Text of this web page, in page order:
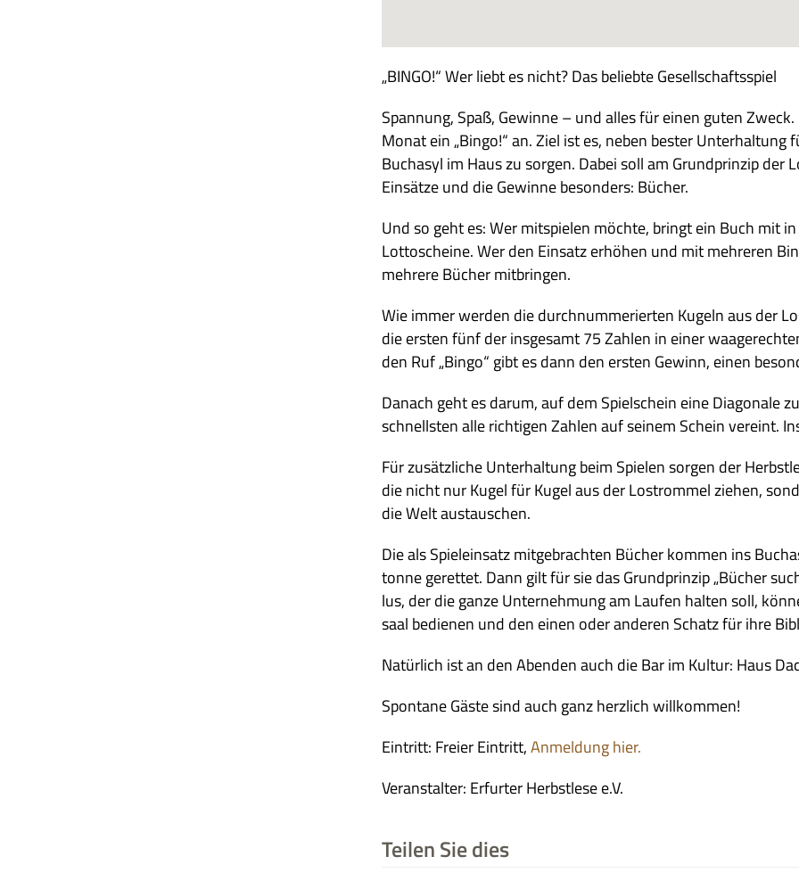
„BINGO!“ Wer liebt es nicht? Das beliebte Gesellschaftsspiel
Span­nung, Spaß, Gewinne – und alles für einen guten
Monat ein „Bingo!“ an. Ziel ist es, neben bester
Buch­asyl im Haus zu sor­gen. Dabei soll am Grund­prin­zip
Ein­sätze und die Gewinne beson­ders: Bücher.
Und so geht es: Wer mit­spie­len möchte, bringt ein Buch mit
Lot­to­scheine. Wer den Ein­satz erhö­hen und mit meh­re­ren
meh­rere Bücher mitbringen.
Wie immer wer­den die durch­num­me­rier­ten Kugeln aus der
die ersten fünf der ins­ge­samt 75 Zah­len in einer
den Ruf „Bingo“ gibt es dann den ersten Gewinn, einen
Danach geht es darum, auf dem Spiel­schein eine Dia­go­nale
schnell­sten alle rich­ti­gen Zah­len auf sei­nem Schein ver­eint.
Für zusätz­li­che Unter­hal­tung beim Spie­len sor­gen der
die nicht nur Kugel für Kugel aus der Los­trom­mel zie­hen,
die Welt austauschen.
Die als Spiel­ein­satz mit­ge­brach­ten Bücher kom­men ins
tonne geret­tet. Dann gilt für sie das Grund­prin­zip „Bücher
lus, der die ganze Unter­neh­mung am Lau­fen hal­ten soll,
saal bedie­nen und den einen oder ande­ren Schatz für ihre
Natür­lich ist an den Aben­den auch die Bar im Kul­tur: Haus
Spon­tane Gäste sind auch ganz herz­lich willkommen!
Ein­tritt: Freier Ein­tritt,Anmel­dung hier.
Ver­an­stal­ter: Erfur­ter Herbst­lese e.V.
Teilen Sie dies